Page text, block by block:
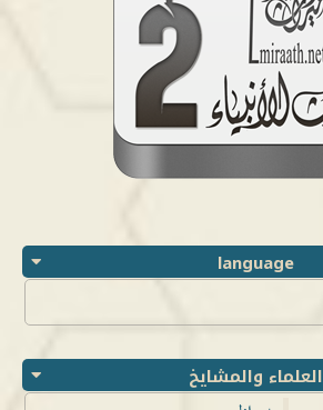
language
العلماء والمشايخ